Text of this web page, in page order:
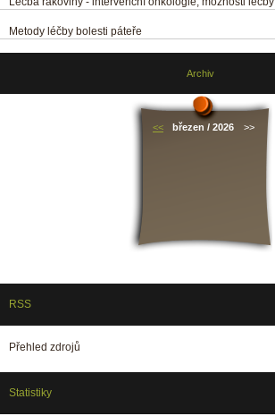
Metody léčby bolesti páteře
Archiv
<< březen / 2026 >>
RSS
Přehled zdrojů
Statistiky